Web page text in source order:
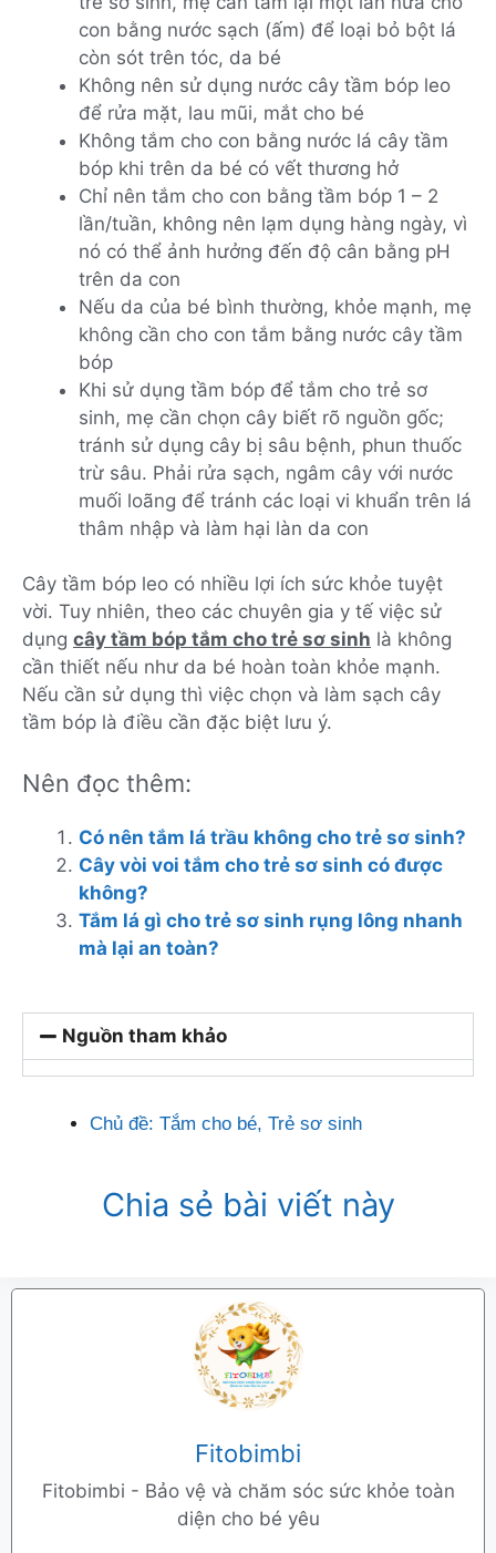
con bằng nước sạch (ấm) để loại bỏ bột lá
còn sót trên tóc, da bé
Không nên sử dụng nước cây tầm bóp leo
để rửa mặt, lau mũi, mắt cho bé
Không tắm cho con bằng nước lá cây tầm
bóp khi trên da bé có vết thương hở
Chỉ nên tắm cho con bằng tầm bóp 1 – 2
lần/tuần, không nên lạm dụng hàng ngày, vì
nó có thể ảnh hưởng đến độ cân bằng pH
trên da con
Nếu da của bé bình thường, khỏe mạnh, mẹ
không cần cho con tắm bằng nước cây tầm
bóp
Khi sử dụng tầm bóp để tắm cho trẻ sơ
sinh, mẹ cần chọn cây biết rõ nguồn gốc;
tránh sử dụng cây bị sâu bệnh, phun thuốc
trừ sâu. Phải rửa sạch, ngâm cây với nước
muối loãng để tránh các loại vi khuẩn trên lá
thâm nhập và làm hại làn da con
Cây tầm bóp leo có nhiều lợi ích sức khỏe tuyệt
vời. Tuy nhiên, theo các chuyên gia y tế việc sử
dụng cây tầm bóp tắm cho trẻ sơ sinh là không
cần thiết nếu như da bé hoàn toàn khỏe mạnh.
Nếu cần sử dụng thì việc chọn và làm sạch cây
tầm bóp là điều cần đặc biệt lưu ý.
Nên đọc thêm:
Có nên tắm lá trầu không cho trẻ sơ sinh?
Cây vòi voi tắm cho trẻ sơ sinh có được
không?
Tắm lá gì cho trẻ sơ sinh rụng lông nhanh
mà lại an toàn?
Nguồn tham khảo
Chủ đề: Tắm cho bé, Trẻ sơ sinh
Chia sẻ bài viết này
Fitobimbi
Fitobimbi - Bảo vệ và chăm sóc sức khỏe toàn
diện cho bé yêu